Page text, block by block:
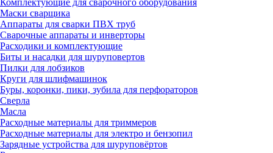
Комплектующие для сварочного оборудования
Маски сварщика
Аппараты для сварки ПВХ труб
Сварочные аппараты и инверторы
Расходики и комплектующие
Биты и насадки для шуруповертов
Пилки для лобзиков
Круги для шлифмашинок
Буры, коронки, пики, зубила для перфораторов
Сверла
Масла
Расходные материалы для триммеров
Расходные материалы для электро и бензопил
Зарядные устройства для шуруповёртов